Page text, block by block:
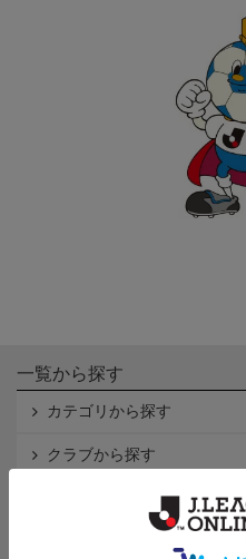
一覧から探す
カテゴリから探す
クラブから探す
インフォメーション